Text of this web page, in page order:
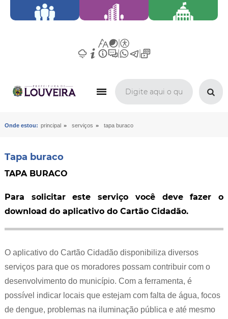
Onde estou: principal » serviços » tapa buraco
Tapa buraco
TAPA BURACO
Para solicitar este serviço você deve fazer o
download do aplicativo do Cartão Cidadão.
O aplicativo do Cartão Cidadão disponibiliza diversos
serviços para que os moradores possam contribuir com o
desenvolvimento do município. Com a ferramenta, é
possível indicar locais que estejam com falta de água, focos
de dengue, problemas na iluminação pública e até mesmo